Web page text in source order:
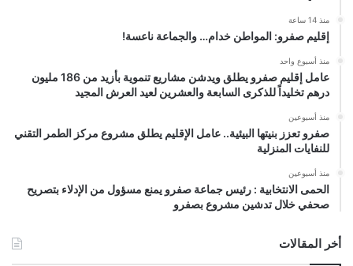
منذ 14 ساعة
إقليم صفرو: المواطن خدام… والجماعة ناعسة!
منذ أسبوع واحد
عامل إقليم صفرو يطلق ويدشن مشاريع تنموية بأزيد من 186 مليون
درهم تخليداً للذكرى السابعة والعشرين لعيد العرش المجيد
منذ أسبوعين
صفرو تعزز بنيتها البيئية.. عامل الإقليم يطلق مشروع مركز الطمر التقني
للنفايات المنزلية
منذ أسبوعين
الحمى الانتخابية : رئيس جماعة صفرو يمنع مسؤول من الإدلاء بتصريح
صحفي خلال تدشين مشروع بصفرو
أخر المقالات